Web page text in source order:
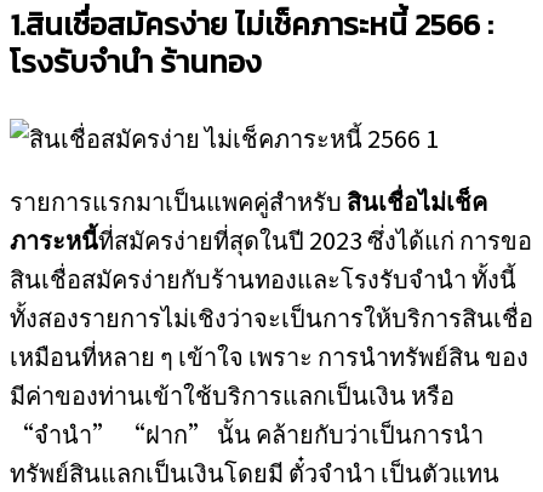
1.สินเชื่อสมัครง่าย ไม่เช็คภาระหนี้ 2566 :
โรงรับจำนำ ร้านทอง
รายการแรกมาเป็นแพคคู่สำหรับ สินเชื่อไม่เช็ค
ภาระหนี้ที่สมัครง่ายที่สุดในปี 2023 ซึ่งได้แก่ การขอ
สินเชื่อสมัครง่ายกับร้านทองและโรงรับจำนำ ทั้งนี้
ทั้งสองรายการไม่เชิงว่าจะเป็นการให้บริการสินเชื่อ
เหมือนที่หลาย ๆ เข้าใจ เพราะ การนำทรัพย์สิน ของ
มีค่าของท่านเข้าใช้บริการแลกเป็นเงิน หรือ
“จำนำ” “ฝาก” นั้น คล้ายกับว่าเป็นการนำ
ทรัพย์สินแลกเป็นเงินโดยมี ตั๋วจำนำ เป็นตัวแทน